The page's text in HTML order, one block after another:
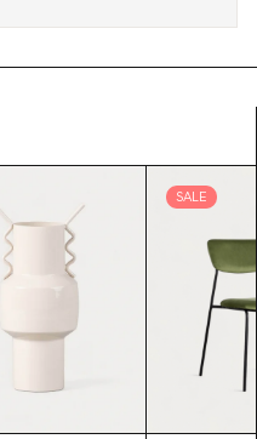
SALE